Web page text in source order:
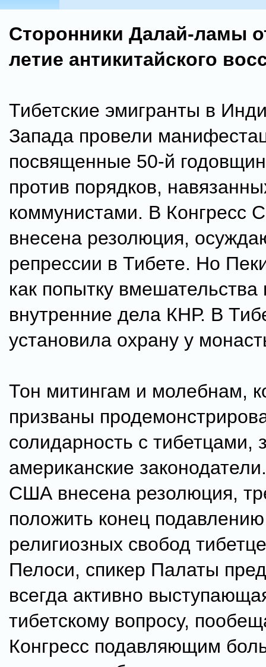
Сторонники Далай-ламы
летие антикитайского
Тибетские эмигранты в
Запада провели
посвященные 50-й
против порядков,
коммунистами. В Конгресс
внесена резолюция,
репрессии в Тибете. Но
как попытку вмешательства
внутренние дела КНР. В
установила охрану у
Тон митингам и молебнам,
призваны
солидарность с тибетцами,
американские
США внесена резолюция,
положить конец
религиозных свобод
Пелоси, спикер Палаты
всегда активно
тибетскому вопросу,
Конгресс подавляющим